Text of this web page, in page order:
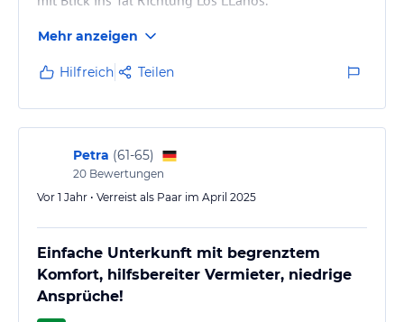
Mehr anzeigen
Hilfreich Teilen
Petra (61-65)
20 Bewertungen
Vor 1 Jahr • Verreist als Paar im April 2025
Einfache Unterkunft mit begrenztem
Komfort, hilfsbereiter Vermieter, niedrige
Ansprüche!